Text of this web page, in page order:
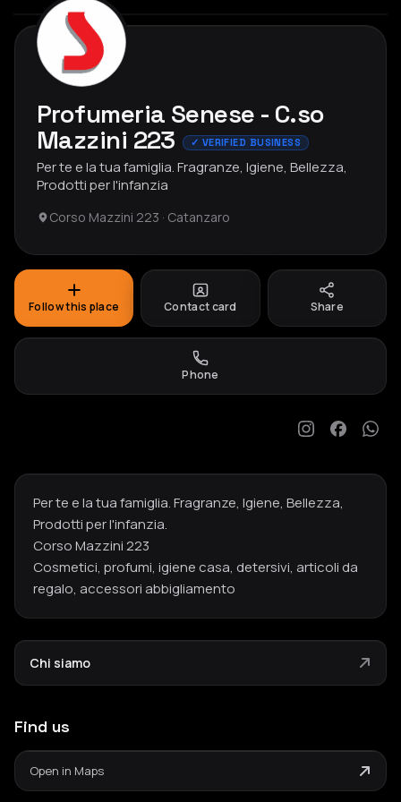
Profumeria Senese - C.so
Mazzini 223
✓ VERIFIED BUSINESS
Per te e la tua famiglia. Fragranze, Igiene, Bellezza,
Prodotti per l'infanzia
Corso Mazzini 223 · Catanzaro
Follow this place Contact card Share
Phone
Per te e la tua famiglia. Fragranze, Igiene, Bellezza,
Prodotti per l'infanzia.
Corso Mazzini 223
Cosmetici, profumi, igiene casa, detersivi, articoli da
regalo, accessori abbigliamento
Chi siamo
Find us
Open in Maps